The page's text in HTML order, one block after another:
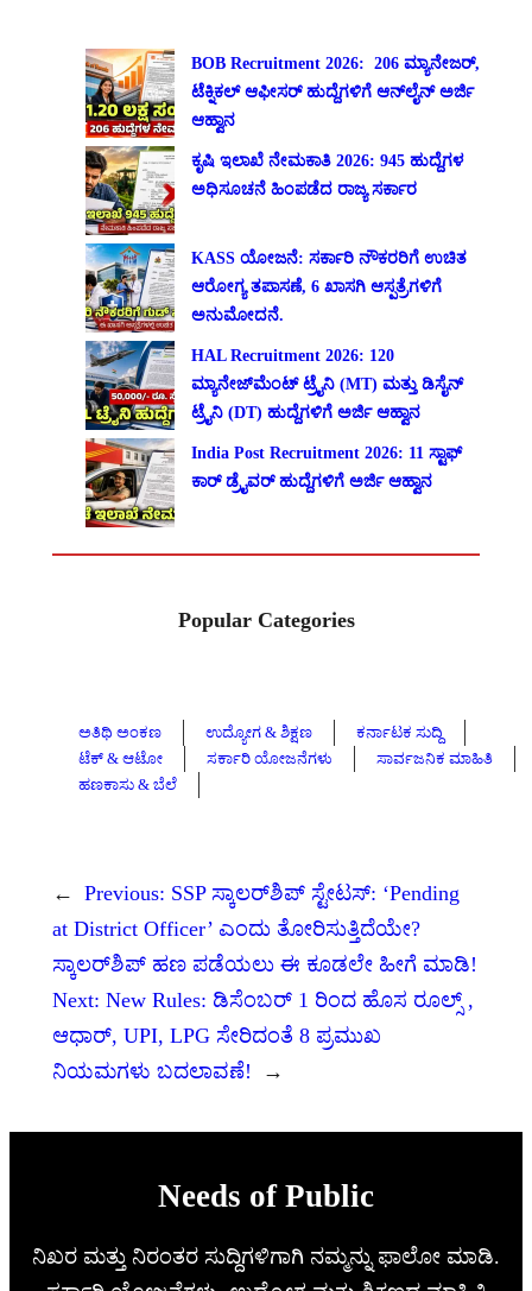
BOB Recruitment 2026: 206 ಮ್ಯಾನೇಜರ್,
ಟೆಕ್ನಿಕಲ್ ಆಫೀಸರ್ ಹುದ್ದೆಗಳಿಗೆ ಆನ್‌ಲೈನ್ ಅರ್ಜಿ
ಆಹ್ವಾನ
ಕೃಷಿ ಇಲಾಖೆ ನೇಮಕಾತಿ 2026: 945 ಹುದ್ದೆಗಳ
ಅಧಿಸೂಚನೆ ಹಿಂಪಡೆದ ರಾಜ್ಯ ಸರ್ಕಾರ
KASS ಯೋಜನೆ: ಸರ್ಕಾರಿ ನೌಕರರಿಗೆ ಉಚಿತ
ಆರೋಗ್ಯ ತಪಾಸಣೆ, 6 ಖಾಸಗಿ ಆಸ್ಪತ್ರೆಗಳಿಗೆ
ಅನುಮೋದನೆ.
HAL Recruitment 2026: 120
ಮ್ಯಾನೇಜ್‌ಮೆಂಟ್ ಟ್ರೈನಿ (MT) ಮತ್ತು ಡಿಸೈನ್
ಟ್ರೈನಿ (DT) ಹುದ್ದೆಗಳಿಗೆ ಅರ್ಜಿ ಆಹ್ವಾನ
India Post Recruitment 2026: 11 ಸ್ಟಾಫ್
ಕಾರ್ ಡ್ರೈವರ್ ಹುದ್ದೆಗಳಿಗೆ ಅರ್ಜಿ ಆಹ್ವಾನ
Popular Categories
ಅತಿಥಿ ಅಂಕಣ ಉದ್ಯೋಗ & ಶಿಕ್ಷಣ
ಕರ್ನಾಟಕ ಸುದ್ದಿ
ಟೆಕ್ & ಆಟೋ
ಸರ್ಕಾರಿ ಯೋಜನೆಗಳು
ಸಾರ್ವಜನಿಕ ಮಾಹಿತಿ
ಹಣಕಾಸು & ಬೆಲೆ
← Previous: SSP ಸ್ಕಾಲರ್‌ಶಿಪ್ ಸ್ಟೇಟಸ್: ‘Pending
at District Officer’ ಎಂದು ತೋರಿಸುತ್ತಿದೆಯೇ?
ಸ್ಕಾಲರ್‌ಶಿಪ್ ಹಣ ಪಡೆಯಲು ಈ ಕೂಡಲೇ ಹೀಗೆ ಮಾಡಿ!
Next: New Rules: ಡಿಸೆಂಬರ್ 1 ರಿಂದ ಹೊಸ ರೂಲ್ಸ್ ,
ಆಧಾರ್, UPI, LPG ಸೇರಿದಂತೆ 8 ಪ್ರಮುಖ
ನಿಯಮಗಳು ಬದಲಾವಣೆ!
→
Needs of Public
ನಿಖರ ಮತ್ತು ನಿರಂತರ ಸುದ್ದಿಗಳಿಗಾಗಿ ನಮ್ಮನ್ನು ಫಾಲೋ ಮಾಡಿ.